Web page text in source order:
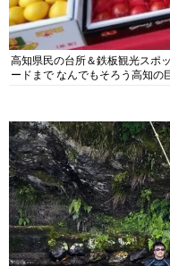
高知県民の台所＆鉄板観光スポ
ードまで なんでもそろう高知の